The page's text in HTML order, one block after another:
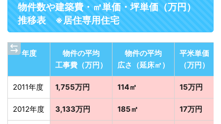
物件数や建築費・㎡単価・坪単価（万円）
推移表 ※居住専用住宅
年度
物件の平均
工事費（万円）
物件の平均
広さ（延床㎡）
平米単価
（万円）
2011年度 1,755万円 114㎡ 15万円
2012年度 3,133万円 185㎡ 17万円